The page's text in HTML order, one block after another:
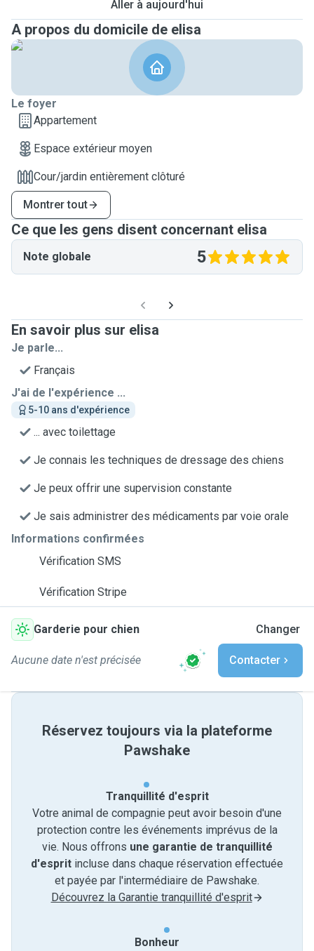
Aller à aujourd'hui
A propos du domicile de elisa
Le foyer
Appartement
Espace extérieur moyen
Cour/jardin entièrement clôturé
Montrer tout
Ce que les gens disent concernant elisa
Note globale 5
En savoir plus sur elisa
Je parle...
Français
J'ai de l'expérience ...
5-10 ans d'expérience
... avec toilettage
Je connais les techniques de dressage des chiens
Je peux offrir une supervision constante
Je sais administrer des médicaments par voie orale
Informations confirmées
Vérification SMS
Vérification Stripe
Garderie pour chien Changer
Aucune date n'est précisée Contacter
Réservez toujours via la plateforme
Pawshake
Tranquillité d'esprit
Votre animal de compagnie peut avoir besoin d'une
protection contre les événements imprévus de la
vie. Nous offrons une garantie de tranquillité
d'esprit incluse dans chaque réservation effectuée
et payée par l'intermédiaire de Pawshake.
Découvrez la Garantie tranquillité d'esprit
Bonheur